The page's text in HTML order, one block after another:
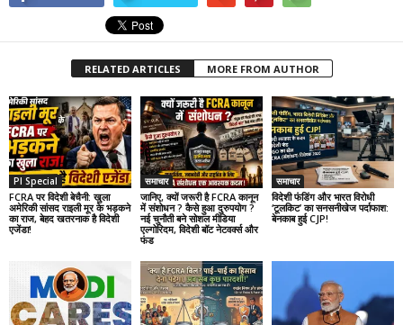
RELATED ARTICLES MORE FROM AUTHOR
PI Special
FCRA पर विदेशी बेचैनी: खुला
अमेरिकी सांसद राइली मूर के भड़कने
का राज, बेहद खतरनाक है विदेशी
एजेंडा!
समाचार
जानिए, क्यों जरूरी है FCRA कानून
में संशोधन ? कैसे हुआ दुरुपयोग ?
नई चुनौती बने सोशल मीडिया
एल्गोरिदम, विदेशी बॉट नेटवर्क्स और
फंड
समाचार
विदेशी फंडिंग और भारत विरोधी
‘टूलकिट’ का सनसनीखेज पर्दाफाश:
बेनकाब हुई CJP!